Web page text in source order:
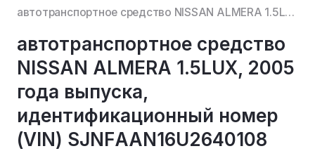
автотранспортное средство NISSАN АLМЕRА 1.5LUХ, 2005 года выпуска, идентификационный номер (VIN) SJN...
автотранспортное средство
NISSАN АLМЕRА 1.5LUХ, 2005
года выпуска,
идентификационный номер
(VIN) SJNFААN16U2640108